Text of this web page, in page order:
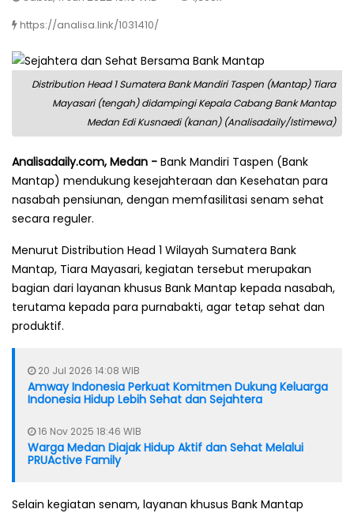
https://analisa.link/1031410/
Distribution Head 1 Sumatera Bank Mandiri Taspen (Mantap) Tiara
Mayasari (tengah) didampingi Kepala Cabang Bank Mantap
Medan Edi Kusnaedi (kanan) (Analisadaily/Istimewa)
Analisadaily.com, Medan - Bank Mandiri Taspen (Bank
Mantap) mendukung kesejahteraan dan Kesehatan para
nasabah pensiunan, dengan memfasilitasi senam sehat
secara reguler.
Menurut Distribution Head 1 Wilayah Sumatera Bank
Mantap, Tiara Mayasari, kegiatan tersebut merupakan
bagian dari layanan khusus Bank Mantap kepada nasabah,
terutama kepada para purnabakti, agar tetap sehat dan
produktif.
20 Jul 2026 14:08 WIB
Amway Indonesia Perkuat Komitmen Dukung Keluarga
Indonesia Hidup Lebih Sehat dan Sejahtera
16 Nov 2025 18:46 WIB
Warga Medan Diajak Hidup Aktif dan Sehat Melalui
PRUActive Family
Selain kegiatan senam, layanan khusus Bank Mantap